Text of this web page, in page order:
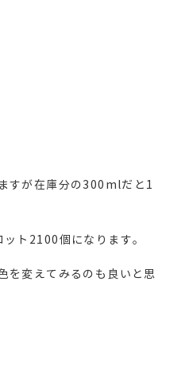
すが在庫分の300mlだと 1
ット 2100個になります。
を変えてみるのも良いと思